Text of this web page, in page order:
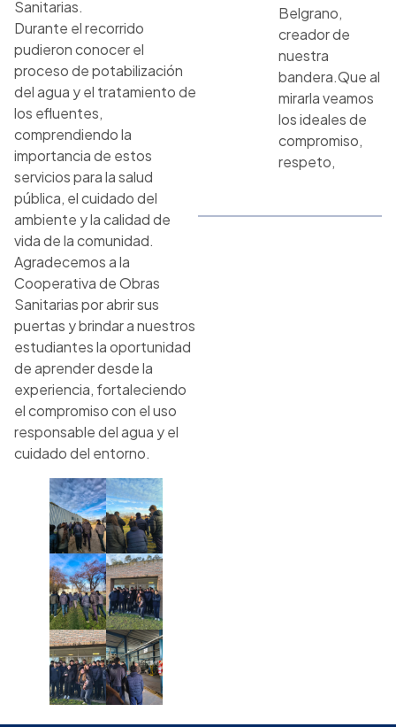
Sanitarias.
Durante el recorrido
pudieron conocer el
proceso de potabilización
del agua y el tratamiento de
los efluentes,
comprendiendo la
importancia de estos
servicios para la salud
pública, el cuidado del
ambiente y la calidad de
vida de la comunidad.
Agradecemos a la
Cooperativa de Obras
Sanitarias por abrir sus
puertas y brindar a nuestros
estudiantes la oportunidad
de aprender desde la
experiencia, fortaleciendo
el compromiso con el uso
responsable del agua y el
cuidado del entorno.
Belgrano,
creador de
nuestra
bandera.Que al
mirarla veamos
los ideales de
compromiso,
respeto,